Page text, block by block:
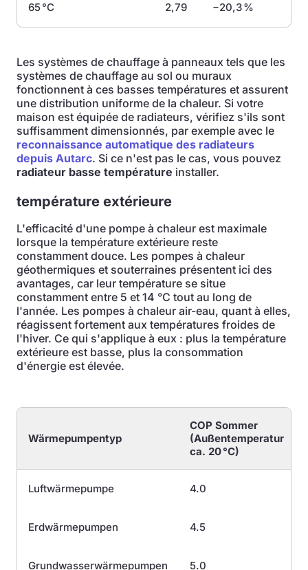
65 °C 2,79 −20,3 %
Les systèmes de chauffage à panneaux tels que les
systèmes de chauffage au sol ou muraux
fonctionnent à ces basses températures et assurent
une distribution uniforme de la chaleur. Si votre
maison est équipée de radiateurs, vérifiez s'ils sont
suffisamment dimensionnés, par exemple avec le
reconnaissance automatique des radiateurs
depuis Autarc. Si ce n'est pas le cas, vous pouvez
radiateur basse température installer.
température extérieure
L'efficacité d'une pompe à chaleur est maximale
lorsque la température extérieure reste
constamment douce. Les pompes à chaleur
géothermiques et souterraines présentent ici des
avantages, car leur température se situe
constamment entre 5 et 14 °C tout au long de
l'année. Les pompes à chaleur air-eau, quant à elles,
réagissent fortement aux températures froides de
l'hiver. Ce qui s'applique à eux : plus la température
extérieure est basse, plus la consommation
d'énergie est élevée.
Wärmepumpentyp
COP Sommer
(Außentemperatur
ca. 20 °C)
Luftwärmepumpe 4.0
Erdwärmepumpen 4.5
Grundwasserwärmepumpen 5.0